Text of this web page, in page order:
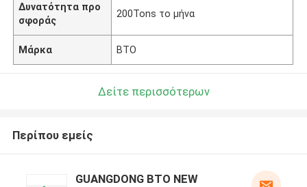
Δυνατότητα προ
σφοράς
200Tons το μήνα
Μάρκα BTO
Δείτε περισσότερων
Περίπου εμείς
GUANGDONG BTO NEW